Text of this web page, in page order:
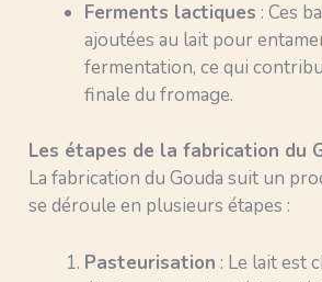
Ferments lactiques : Ces
ajoutées au lait pour
fermentation, ce qui
finale du fromage.
Les étapes de la fabrication du
La fabrication du Gouda suit un
se déroule en plusieurs étapes :
Pasteurisation : Le lait est